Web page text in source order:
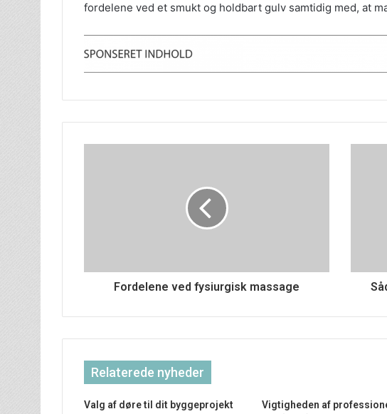
fordelene ved et smukt og holdbart gulv samtidig med, at
Fordelene ved fysiurgisk massage
Relaterede nyheder
Valg af døre til dit byggeprojekt
Vigtigheden af